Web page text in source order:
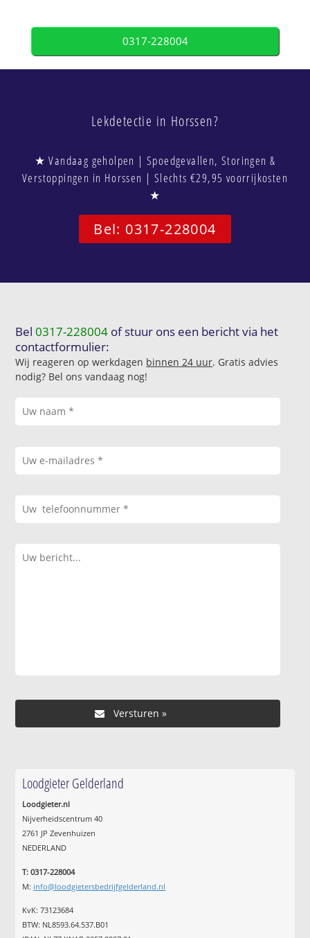
0317-228004
Lekdetectie in Horssen?
★ Vandaag geholpen | Spoedgevallen, Storingen &
Verstoppingen in Horssen | Slechts €29,95 voorrijkosten
★
Bel: 0317-228004
Bel0317-228004 of stuur ons een bericht via het
contactformulier:
Wij reageren op werkdagen binnen 24 uur. Gratis advies
nodig? Bel ons vandaag nog!
Loodgieter Gelderland
Loodgieter.nl
Nijverheidscentrum 40
2761 JP Zevenhuizen
NEDERLAND
T: 0317-228004
M: info@loodgietersbedrijfgelderland.nl
KvK: 73123684
BTW: NL8593.64.537.B01